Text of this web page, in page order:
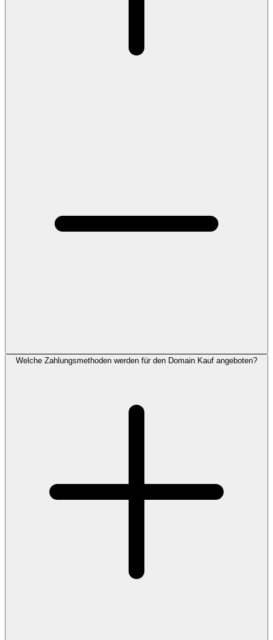
Welche Zahlungsmethoden werden für den Domain Kauf angeboten?